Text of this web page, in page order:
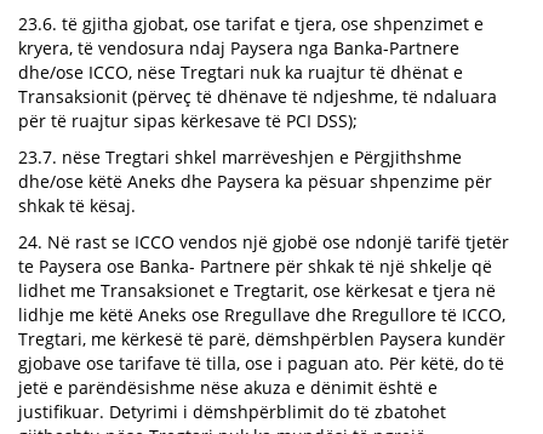
23.6. të gjitha gjobat, ose tarifat e tjera, ose shpenzimet e
kryera, të vendosura ndaj Paysera nga Banka-Partnere
dhe/ose ICCO, nëse Tregtari nuk ka ruajtur të dhënat e
Transaksionit (përveç të dhënave të ndjeshme, të ndaluara
për të ruajtur sipas kërkesave të PCI DSS);
23.7. nëse Tregtari shkel marrëveshjen e Përgjithshme
dhe/ose këtë Aneks dhe Paysera ka pësuar shpenzime për
shkak të kësaj.
24. Në rast se ICCO vendos një gjobë ose ndonjë tarifë tjetër
te Paysera ose Banka- Partnere për shkak të një shkelje që
lidhet me Transaksionet e Tregtarit, ose kërkesat e tjera në
lidhje me këtë Aneks ose Rregullave dhe Rregullore të ICCO,
Tregtari, me kërkesë të parë, dëmshpërblen Paysera kundër
gjobave ose tarifave të tilla, ose i paguan ato. Për këtë, do të
jetë e parëndësishme nëse akuza e dënimit është e
justifikuar. Detyrimi i dëmshpërblimit do të zbatohet